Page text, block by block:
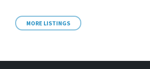
MORE LISTINGS